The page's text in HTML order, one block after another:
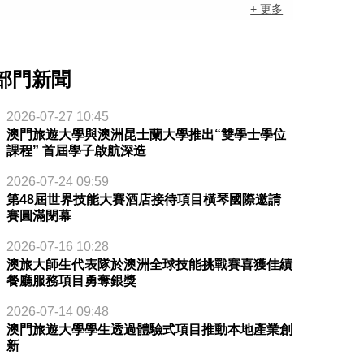
+ 更多
門新聞
2026-07-27 10:45
澳門旅遊大學與澳洲昆士蘭大學推出“雙學士學位
課程” 首屆學子啟航深造
2026-07-24 09:59
第48屆世界技能大賽酒店接待項目橫琴國際邀請
賽圓滿閉幕
2026-07-16 10:28
澳旅大師生代表隊於澳洲全球技能挑戰賽喜獲佳績
餐廳服務項目勇奪銀獎
2026-07-14 09:48
澳門旅遊大學學生透過體驗式項目推動本地產業創
新